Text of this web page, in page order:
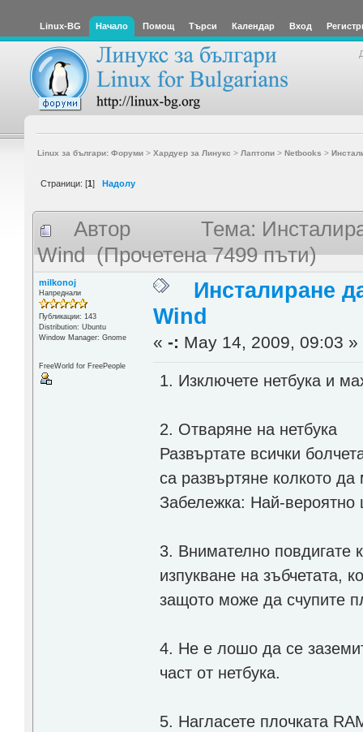
Linux-BG Начало Помощ Търси Календар Вход
Linux за българи: Форуми> Хардуер за Линукс > Лаптопи> Netbooks >
Страници: [1] Надолу
Автор
Тема:
Wind (Прочетена 7499 пъти)
milkonoj
Напреднали
Публикации: 143
Distribution: Ubuntu
Window Manager: Gnome
FreeWorld for FreePeople
Инсталиране
Wind
«-: May 14, 2009, 09:03 »
1. Изключете нетбука и
2. Отваряне на нетбука
Развъртате всички
са развъртяне колкото да
Забележка: Най-вероятно
3. Внимателно повдигате
изпукване на зъбчетата,
защото може да счупите
4. Не е лошо да се
част от нетбука.
5. Нагласете плочката